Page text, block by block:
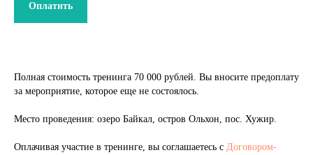
Оплатить
Полная стоимость тренинга 70 000 рублей. Вы вносите предоплату
за мероприятие, которое еще не состоялось.
Место проведения: озеро Байкал, остров Ольхон, пос. Хужир.
Оплачивая участие в тренинге, вы соглашаетесь с Договором-